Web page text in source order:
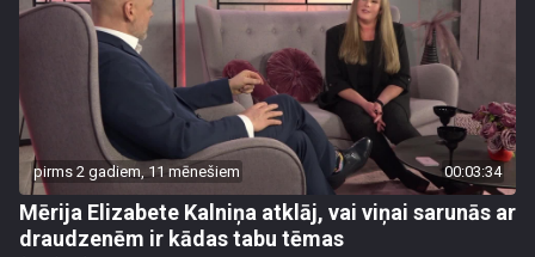
pirms 2 gadiem, 11 mēnešiem 00:03:34
Mērija Elizabete Kalniņa atklāj, vai viņai sarunās ar
draudzenēm ir kādas tabu tēmas